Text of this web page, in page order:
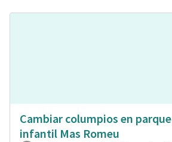
Cambiar columpios en parque
infantil Mas Romeu